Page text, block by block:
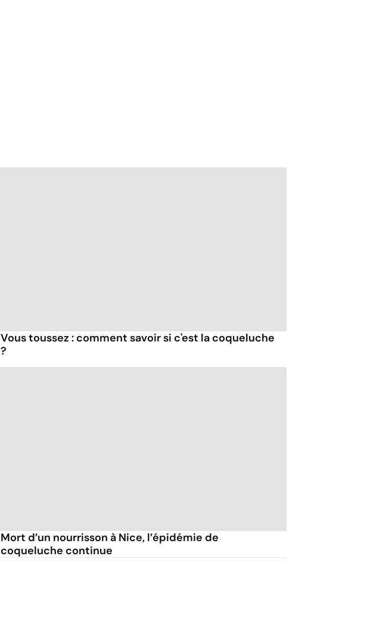
Vous toussez : comment savoir si c'est la coqueluche
?
Mort d’un nourrisson à Nice, l’épidémie de
coqueluche continue